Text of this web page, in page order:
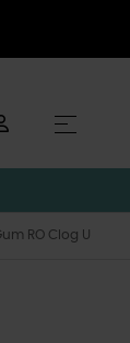
☰
RO Clog U